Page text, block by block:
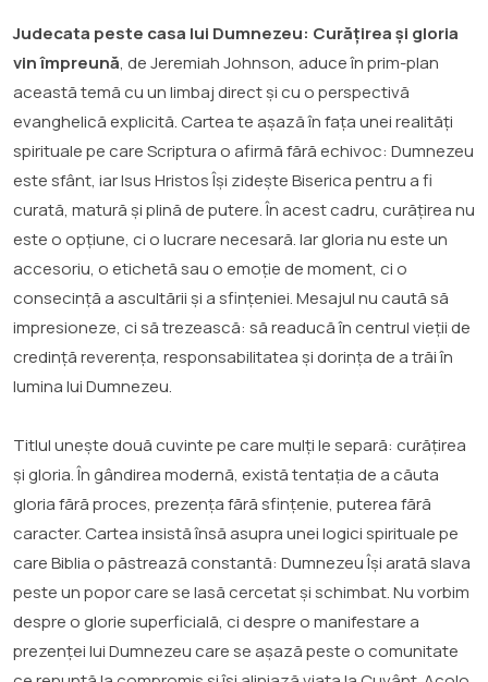
Judecata peste casa lui Dumnezeu: Curățirea și gloria
vin împreună, de Jeremiah Johnson, aduce în prim-plan
această temă cu un limbaj direct și cu o perspectivă
evanghelică explicită. Cartea te așază în fața unei realități
spirituale pe care Scriptura o afirmă fără echivoc: Dumnezeu
este sfânt, iar Isus Hristos Își zidește Biserica pentru a fi
curată, matură și plină de putere. În acest cadru, curățirea nu
este o opțiune, ci o lucrare necesară. Iar gloria nu este un
accesoriu, o etichetă sau o emoție de moment, ci o
consecință a ascultării și a sfințeniei. Mesajul nu caută să
impresioneze, ci să trezească: să readucă în centrul vieții de
credință reverența, responsabilitatea și dorința de a trăi în
lumina lui Dumnezeu.
Titlul unește două cuvinte pe care mulți le separă: curățirea
și gloria. În gândirea modernă, există tentația de a căuta
gloria fără proces, prezența fără sfințenie, puterea fără
caracter. Cartea insistă însă asupra unei logici spirituale pe
care Biblia o păstrează constantă: Dumnezeu Își arată slava
peste un popor care se lasă cercetat și schimbat. Nu vorbim
despre o glorie superficială, ci despre o manifestare a
prezenței lui Dumnezeu care se așază peste o comunitate